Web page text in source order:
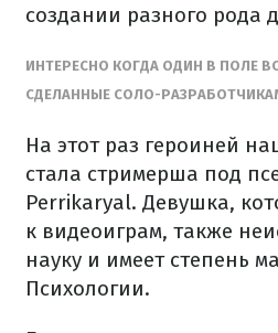
создании разного рода
ИНТЕРЕСНО КОГДА ОДИН В ПОЛЕ
СДЕЛАННЫЕ СОЛО-
На этот раз героиней
стала стримерша под
Perrikaryal. Девушка,
к видеоиграм, также
науку и имеет степень
Психологии.